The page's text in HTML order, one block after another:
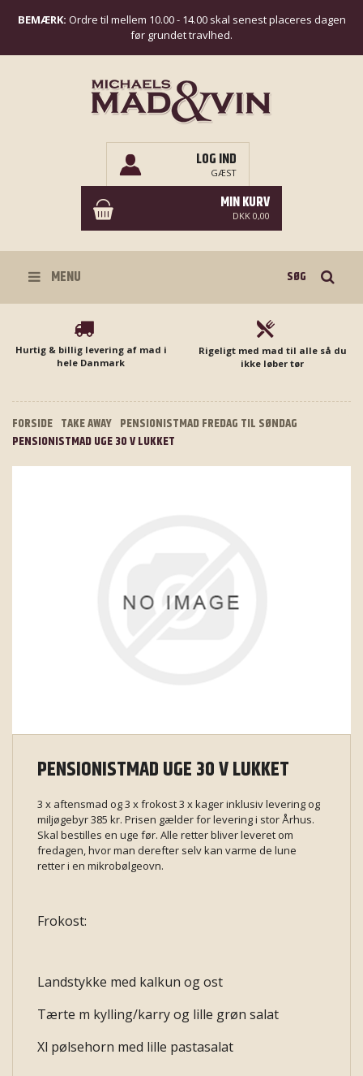
BEMÆRK: Ordre til mellem 10.00 - 14.00 skal senest placeres dagen
før grundet travlhed.
LOG IND
GÆST
MIN KURV
DKK 0,00
MENU
Hurtig & billig levering af mad i
hele Danmark
Rigeligt med mad til alle så du
ikke løber tør
FORSIDE TAKE AWAY PENSIONISTMAD FREDAG TIL SØNDAG
PENSIONISTMAD UGE 30 V LUKKET
PENSIONISTMAD UGE 30 V LUKKET
3 x aftensmad og 3 x frokost 3 x kager inklusiv levering og
miljøgebyr 385 kr. Prisen gælder for levering i stor Århus.
Skal bestilles en uge før. Alle retter bliver leveret om
fredagen, hvor man derefter selv kan varme de lune
retter i en mikrobølgeovn.
Frokost:
Landstykke med kalkun og ost
Tærte m kylling/karry og lille grøn salat
Xl pølsehorn med lille pastasalat